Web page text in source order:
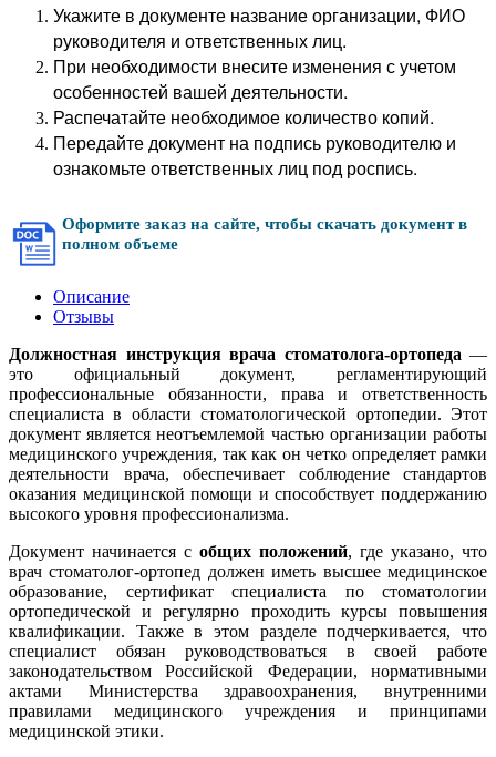
Укажите в документе название организации, ФИО
руководителя и ответственных лиц.
При необходимости внесите изменения с учетом
особенностей вашей деятельности.
Распечатайте необходимое количество копий.
Передайте документ на подпись руководителю и
ознакомьте ответственных лиц под роспись.
Оформите заказ на сайте, чтобы скачать документ в
полном объеме
Описание
Отзывы
Должностная инструкция врача стоматолога-ортопеда —
это официальный документ, регламентирующий
профессиональные обязанности, права и ответственность
специалиста в области стоматологической ортопедии. Этот
документ является неотъемлемой частью организации работы
медицинского учреждения, так как он четко определяет рамки
деятельности врача, обеспечивает соблюдение стандартов
оказания медицинской помощи и способствует поддержанию
высокого уровня профессионализма.
Документ начинается с общих положений, где указано, что
врач стоматолог-ортопед должен иметь высшее медицинское
образование, сертификат специалиста по стоматологии
ортопедической и регулярно проходить курсы повышения
квалификации. Также в этом разделе подчеркивается, что
специалист обязан руководствоваться в своей работе
законодательством Российской Федерации, нормативными
актами Министерства здравоохранения, внутренними
правилами медицинского учреждения и принципами
медицинской этики.